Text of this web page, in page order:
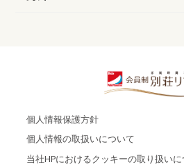
個人情報保護方針
個人情報の取扱いについて
当社HPにおけるクッキーの取り扱いに